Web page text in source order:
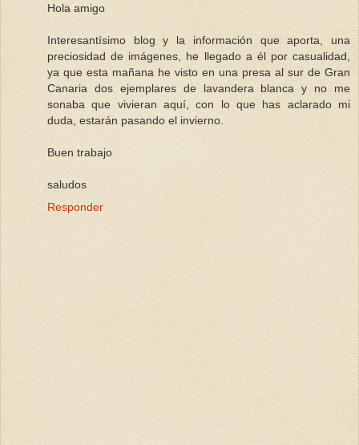
Hola amigo
Interesantísimo blog y la información que aporta, una
preciosidad de imágenes, he llegado a él por casualidad,
ya que esta mañana he visto en una presa al sur de Gran
Canaria dos ejemplares de lavandera blanca y no me
sonaba que vivieran aquí, con lo que has aclarado mi
duda, estarán pasando el invierno.
Buen trabajo
saludos
Responder